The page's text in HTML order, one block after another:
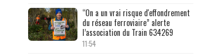
“On a un vrai risque d'effondrement
du réseau ferroviaire” alerte
l’association du Train 634269
11:54